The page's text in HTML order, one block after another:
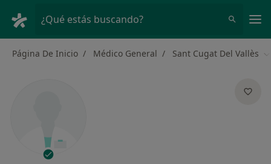
¿Qué estás buscando?
Página De Inicio Médico General Sant Cugat Del Vallès